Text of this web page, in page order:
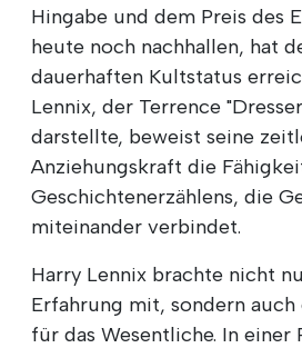
Hingabe und dem Preis des
heute noch nachhallen, hat
dauerhaften Kultstatus
Lennix, der Terrence
darstellte, beweist seine
Anziehungskraft die
Geschichtenerzählens, die
miteinander verbindet.
Harry Lennix brachte nicht
Erfahrung mit, sondern auch
für das Wesentliche. In